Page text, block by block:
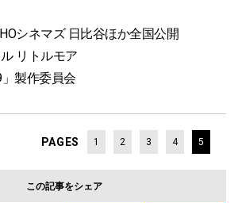
シネマズ 日比谷ほか全国公開
リトルモア
製作委員会
PAGES 1 2 3 4 5
この記事をシェア